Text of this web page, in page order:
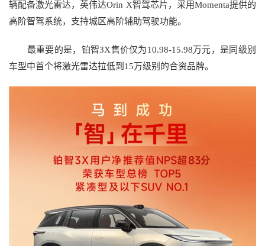
辆配备激光雷达，英伟达Orin X智驾芯片，采用Momenta提供的
高阶智驾系统，支持城区高阶辅助驾驶功能。
最重要的是，铂智3X售价仅为10.98-15.98万元，是同级别
车型中首个将激光雷达拉低到15万级别的合资品牌。